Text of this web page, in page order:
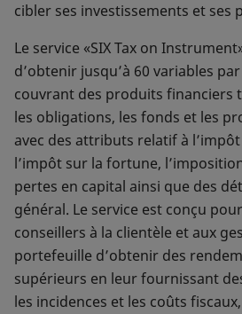
cibler ses investissements et ses
Le service «SIX Tax on
d’obtenir jusqu’à 60 variables
couvrant des produits financiers
les obligations, les fonds et les
avec des attributs relatif à
l’impôt sur la fortune,
pertes en capital ainsi que des
général. Le service est conçu
conseillers à la clientèle et aux
portefeuille d’obtenir des
supérieurs en leur fournissant
les incidences et les coûts